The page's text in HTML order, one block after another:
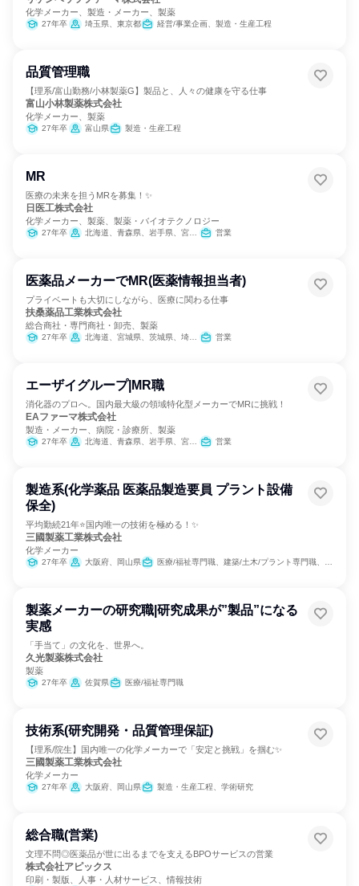
化学メーカー、製造・メーカー、製薬
27年卒 埼玉県、東京都 経営/事業企画、製造・生産工程
品質管理職
【理系/富山勤務/小林製薬G】製品と、人々の健康を守る仕事
富山小林製薬株式会社
化学メーカー、製薬
27年卒 富山県 製造・生産工程
MR
医療の未来を担うMRを募集！✨
日医工株式会社
化学メーカー、製薬、製薬・バイオテクノロジー
27年卒 北海道、青森県、岩手県、宮城県、秋田県、山形県、福島県、茨城県、栃木県、群馬県、埼玉県、千葉県、東京都、神奈川県、新潟県、富山県、石川県、福井県、山梨県、長野県、岐阜県、静岡県、愛知県、三重県、滋賀県、京都府、大阪府、兵庫県、奈良県、和歌山県、鳥取県、島根県、岡山県、広島県、山口県、徳島県、香川県、愛媛県、高知県、福岡県、佐賀県、長崎県、熊本県、大分県、宮崎県、鹿児島県、沖縄県 営業
医薬品メーカーでMR(医薬情報担当者)
プライベートも大切にしながら、医療に関わる仕事
扶桑薬品工業株式会社
総合商社・専門商社・卸売、製薬
27年卒 北海道、宮城県、茨城県、埼玉県、千葉県、東京都、神奈川県、新潟県、石川県、長野県、静岡県、愛知県、京都府、大阪府、兵庫県、岡山県、広島県、福岡県、鹿児島県、沖縄県 営業
エーザイグループ|MR職
消化器のプロへ。国内最大級の領域特化型メーカーでMRに挑戦！
EAファーマ株式会社
製造・メーカー、病院・診療所、製薬
27年卒 北海道、青森県、岩手県、宮城県、秋田県、山形県、福島県、茨城県、栃木県、群馬県、埼玉県、千葉県、東京都、神奈川県、新潟県、富山県、石川県、福井県、山梨県、長野県、岐阜県、静岡県、愛知県、三重県、滋賀県、京都府、大阪府、兵庫県、奈良県、和歌山県、鳥取県、島根県、岡山県、広島県、山口県、徳島県、香川県、愛媛県、高知県、福岡県、佐賀県、長崎県、熊本県、大分県、宮崎県、鹿児島県、沖縄県 営業
製造系(化学薬品 医薬品製造要員 プラント設備
保全)
平均勤続21年⭐国内唯一の技術を極める！✨
三國製薬工業株式会社
化学メーカー
27年卒 大阪府、岡山県 医療/福祉専門職、建築/土木/プラント専門職、商品企画、製造・生産工程
製薬メーカーの研究職|研究成果が”製品”になる
実感
「手当て」の文化を、世界へ。
久光製薬株式会社
製薬
27年卒 佐賀県 医療/福祉専門職
技術系(研究開発・品質管理保証)
【理系/院生】国内唯一の化学メーカーで「安定と挑戦」を掴む✨
三國製薬工業株式会社
化学メーカー
27年卒 大阪府、岡山県 製造・生産工程、学術研究
総合職(営業)
文理不問◎医薬品が世に出るまでを支えるBPOサービスの営業
株式会社アピックス
印刷・製版、人事・人材サービス、情報技術